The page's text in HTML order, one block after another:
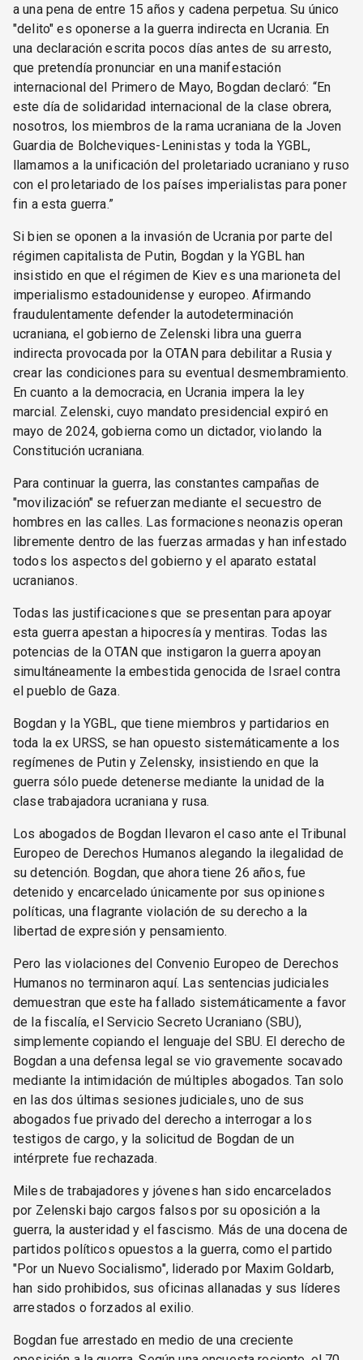
a una pena de entre 15 años y cadena perpetua. Su único
"delito" es oponerse a la guerra indirecta en Ucrania. En
una declaración escrita pocos días antes de su arresto,
que pretendía pronunciar en una manifestación
internacional del Primero de Mayo, Bogdan declaró: “En
este día de solidaridad internacional de la clase obrera,
nosotros, los miembros de la rama ucraniana de la Joven
Guardia de Bolcheviques-Leninistas y toda la YGBL,
llamamos a la unificación del proletariado ucraniano y ruso
con el proletariado de los países imperialistas para poner
fin a esta guerra.”
Si bien se oponen a la invasión de Ucrania por parte del
régimen capitalista de Putin, Bogdan y la YGBL han
insistido en que el régimen de Kiev es una marioneta del
imperialismo estadounidense y europeo. Afirmando
fraudulentamente defender la autodeterminación
ucraniana, el gobierno de Zelenski libra una guerra
indirecta provocada por la OTAN para debilitar a Rusia y
crear las condiciones para su eventual desmembramiento.
En cuanto a la democracia, en Ucrania impera la ley
marcial. Zelenski, cuyo mandato presidencial expiró en
mayo de 2024, gobierna como un dictador, violando la
Constitución ucraniana.
Para continuar la guerra, las constantes campañas de
"movilización" se refuerzan mediante el secuestro de
hombres en las calles. Las formaciones neonazis operan
libremente dentro de las fuerzas armadas y han infestado
todos los aspectos del gobierno y el aparato estatal
ucranianos.
Todas las justificaciones que se presentan para apoyar
esta guerra apestan a hipocresía y mentiras. Todas las
potencias de la OTAN que instigaron la guerra apoyan
simultáneamente la embestida genocida de Israel contra
el pueblo de Gaza.
Bogdan y la YGBL, que tiene miembros y partidarios en
toda la ex URSS, se han opuesto sistemáticamente a los
regímenes de Putin y Zelensky, insistiendo en que la
guerra sólo puede detenerse mediante la unidad de la
clase trabajadora ucraniana y rusa.
Los abogados de Bogdan llevaron el caso ante el Tribunal
Europeo de Derechos Humanos alegando la ilegalidad de
su detención. Bogdan, que ahora tiene 26 años, fue
detenido y encarcelado únicamente por sus opiniones
políticas, una flagrante violación de su derecho a la
libertad de expresión y pensamiento.
Pero las violaciones del Convenio Europeo de Derechos
Humanos no terminaron aquí. Las sentencias judiciales
demuestran que este ha fallado sistemáticamente a favor
de la fiscalía, el Servicio Secreto Ucraniano (SBU),
simplemente copiando el lenguaje del SBU. El derecho de
Bogdan a una defensa legal se vio gravemente socavado
mediante la intimidación de múltiples abogados. Tan solo
en las dos últimas sesiones judiciales, uno de sus
abogados fue privado del derecho a interrogar a los
testigos de cargo, y la solicitud de Bogdan de un
intérprete fue rechazada.
Miles de trabajadores y jóvenes han sido encarcelados
por Zelenski bajo cargos falsos por su oposición a la
guerra, la austeridad y el fascismo. Más de una docena de
partidos políticos opuestos a la guerra, como el partido
"Por un Nuevo Socialismo", liderado por Maxim Goldarb,
han sido prohibidos, sus oficinas allanadas y sus líderes
arrestados o forzados al exilio.
Bogdan fue arrestado en medio de una creciente